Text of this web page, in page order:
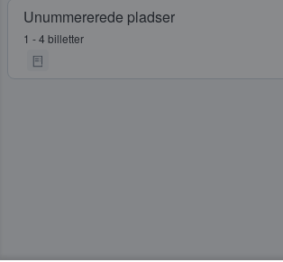
Unummererede pladser
1 - 4 billetter